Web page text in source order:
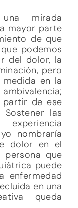
mirada
mayor parte
de que
podemos
del dolor, la
pero
en la
partir de ese
las
nombraría
dolor en el
que
puede
enfermedad
en una
queda